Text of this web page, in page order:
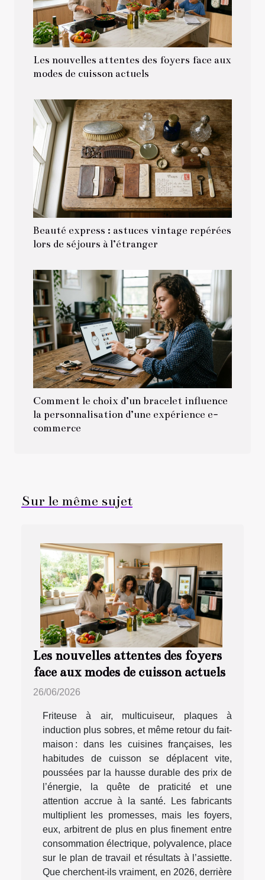
Les nouvelles attentes des foyers face aux
modes de cuisson actuels
Beauté express : astuces vintage repérées
lors de séjours à l’étranger
Comment le choix d’un bracelet influence
la personnalisation d’une expérience e-
commerce
Sur le même sujet
Les nouvelles attentes des foyers
face aux modes de cuisson actuels
26/06/2026
Friteuse à air, multicuiseur, plaques à
induction plus sobres, et même retour du fait-
maison : dans les cuisines françaises, les
habitudes de cuisson se déplacent vite,
poussées par la hausse durable des prix de
l’énergie, la quête de praticité et une
attention accrue à la santé. Les fabricants
multiplient les promesses, mais les foyers,
eux, arbitrent de plus en plus finement entre
consommation électrique, polyvalence, place
sur le plan de travail et résultats à l’assiette.
Que cherchent-ils vraiment, en 2026, derrière